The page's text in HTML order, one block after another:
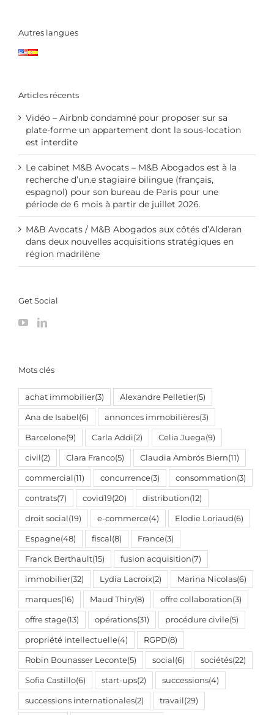
Autres langues
Articles récents
Vidéo – Airbnb condamné pour proposer sur sa
plate-forme un appartement dont la sous-location
est interdite
Le cabinet M&B Avocats – M&B Abogados est à la
recherche d’un.e stagiaire bilingue (français,
espagnol) pour son bureau de Paris pour une
période de 6 mois à partir de juillet 2026.
M&B Avocats / M&B Abogados aux côtés d’Alderan
dans deux nouvelles acquisitions stratégiques en
région madrilène
Get Social
Mots clés
achat immobilier(3) Alexandre Pelletier(5)
Ana de Isabel(6) annonces immobilières(3)
Barcelone(9) Carla Addi(2) Celia Juega(9)
civil(2) Clara Franco(5) Claudia Ambrós Biern(11)
commercial(11) concurrence(3) consommation(3)
contrats(7) covid19(20) distribution(12)
droit social(19) e-commerce(4) Elodie Loriaud(6)
Espagne(48) fiscal(8) France(3)
Franck Berthault(15) fusion acquisition(7)
immobilier(32) Lydia Lacroix(2) Marina Nicolas(6)
marques(16) Maud Thiry(8) offre collaboration(3)
offre stage(13) opérations(31) procédure civile(5)
propriété intellectuelle(4) RGPD(8)
Robin Bounasser Leconte(5) social(6) sociétés(22)
Sofia Castillo(6) start-ups(2) successions(4)
successions internationales(2) travail(29)